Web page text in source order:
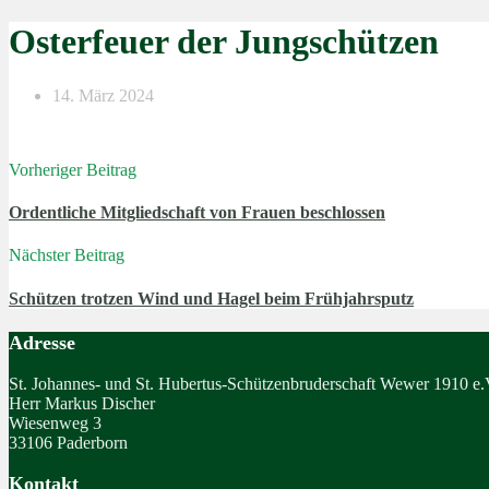
Osterfeuer der Jungschützen
14. März 2024
Vorheriger Beitrag
Ordentliche Mitgliedschaft von Frauen beschlossen
Nächster Beitrag
Schützen trotzen Wind und Hagel beim Frühjahrsputz
Adresse
St. Johannes- und St. Hubertus-Schützenbruderschaft Wewer 1910
Herr Markus Discher
Wiesenweg 3
33106 Paderborn
Kontakt